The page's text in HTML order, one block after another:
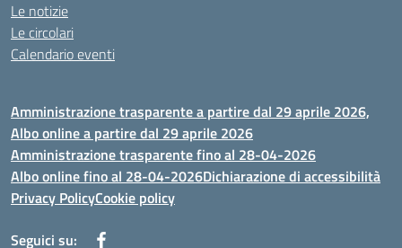
Le notizie
Le circolari
Calendario eventi
Amministrazione trasparente a partire dal 29 aprile 2026,
Albo online a partire dal 29 aprile 2026
Amministrazione trasparente fino al 28-04-2026
Albo online fino al 28-04-2026Dichiarazione di accessibilità
Privacy PolicyCookie policy
Seguici su: